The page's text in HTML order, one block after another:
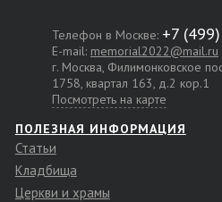
Телефон в Москве:
E-mail: memorial2022@mail.ru
г. Москва, Филимонковское
1758, квартал 163, д.2 кор.1
Посмотреть на карте
ПОЛЕЗНАЯ ИНФОРМАЦИЯ
Статьи
Кладбища
Церкви и храмы